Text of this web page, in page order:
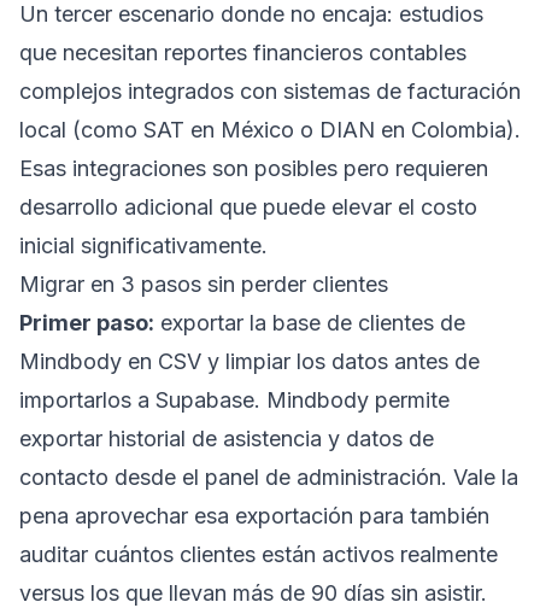
Un tercer escenario donde no encaja: estudios
que necesitan reportes financieros contables
complejos integrados con sistemas de facturación
local (como SAT en México o DIAN en Colombia).
Esas integraciones son posibles pero requieren
desarrollo adicional que puede elevar el costo
inicial significativamente.
Migrar en 3 pasos sin perder clientes
Primer paso: exportar la base de clientes de
Mindbody en CSV y limpiar los datos antes de
importarlos a Supabase. Mindbody permite
exportar historial de asistencia y datos de
contacto desde el panel de administración. Vale la
pena aprovechar esa exportación para también
auditar cuántos clientes están activos realmente
versus los que llevan más de 90 días sin asistir.